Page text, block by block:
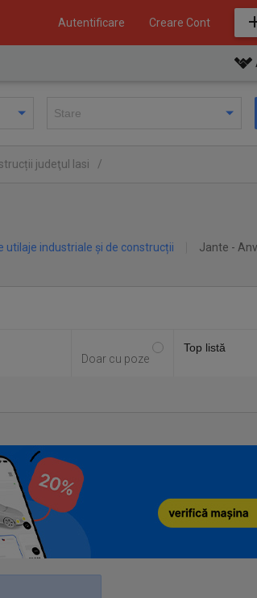
Autentificare Creare Cont
judeţul Iasi /
utilaje industriale și de construcții Jante -
Doar cu poze